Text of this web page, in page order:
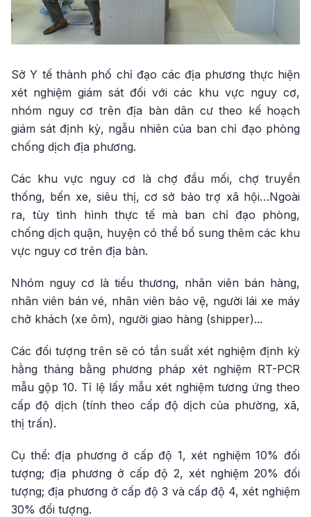
Sở Y tế thành phố chỉ đạo các địa phương thực hiện
xét nghiệm giám sát đối với các khu vực nguy cơ,
nhóm nguy cơ trên địa bàn dân cư theo kế hoạch
giám sát định kỳ, ngẫu nhiên của ban chỉ đạo phòng
chống dịch địa phương.
Các khu vực nguy cơ là chợ đầu mối, chợ truyền
thống, bến xe, siêu thị, cơ sở bảo trợ xã hội…Ngoài
ra, tùy tình hình thực tế mà ban chỉ đạo phòng,
chống dịch quận, huyện có thể bổ sung thêm các khu
vực nguy cơ trên địa bàn.
Nhóm nguy cơ là tiểu thương, nhân viên bán hàng,
nhân viên bán vé, nhân viên bảo vệ, người lái xe máy
chở khách (xe ôm), người giao hàng (shipper)...
Các đối tượng trên sẽ có tần suất xét nghiệm định kỳ
hằng tháng bằng phương pháp xét nghiệm RT-PCR
mẫu gộp 10. Tỉ lệ lấy mẫu xét nghiệm tương ứng theo
cấp độ dịch (tính theo cấp độ dịch của phường, xã,
thị trấn).
Cụ thể: địa phương ở cấp độ 1, xét nghiệm 10% đối
tượng; địa phương ở cấp độ 2, xét nghiệm 20% đối
tượng; địa phương ở cấp độ 3 và cấp độ 4, xét nghiệm
30% đối tượng.